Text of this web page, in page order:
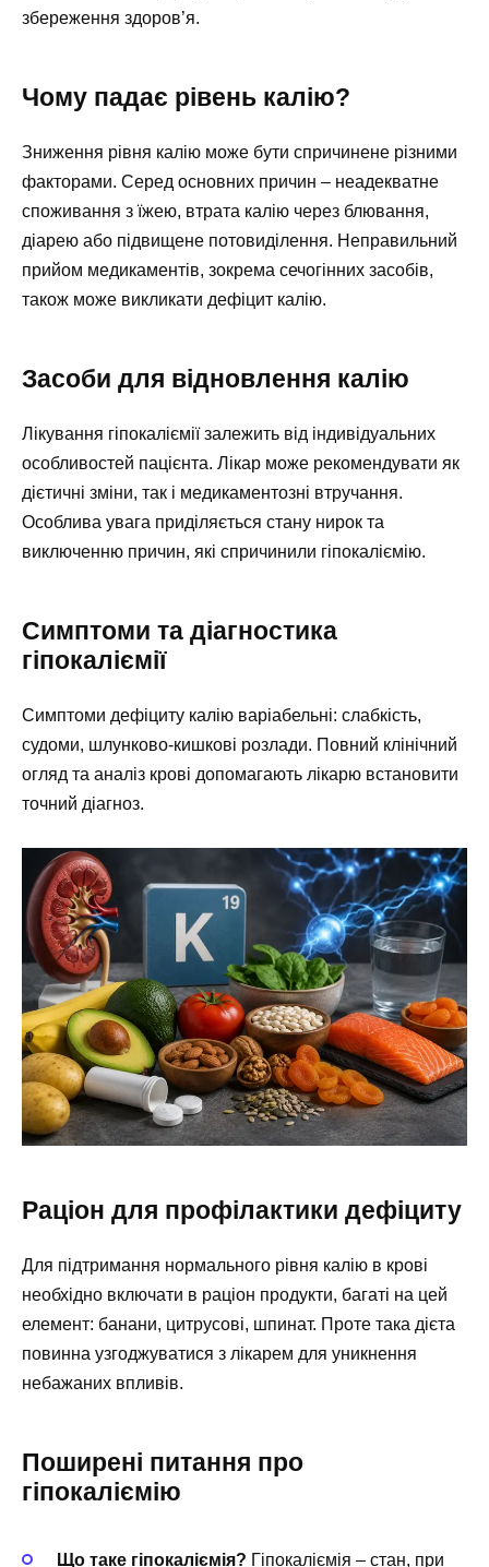
збереження здоров’я.
Чому падає рівень калію?
Зниження рівня калію може бути спричинене різними
факторами. Серед основних причин – неадекватне
споживання з їжею, втрата калію через блювання,
діарею або підвищене потовиділення. Неправильний
прийом медикаментів, зокрема сечогінних засобів,
також може викликати дефіцит калію.
Засоби для відновлення калію
Лікування гіпокаліємії залежить від індивідуальних
особливостей пацієнта. Лікар може рекомендувати як
дієтичні зміни, так і медикаментозні втручання.
Особлива увага приділяється стану нирок та
виключенню причин, які спричинили гіпокаліємію.
Симптоми та діагностика
гіпокаліємії
Симптоми дефіциту калію варіабельні: слабкість,
судоми, шлунково-кишкові розлади. Повний клінічний
огляд та аналіз крові допомагають лікарю встановити
точний діагноз.
Раціон для профілактики дефіциту
Для підтримання нормального рівня калію в крові
необхідно включати в раціон продукти, багаті на цей
елемент: банани, цитрусові, шпинат. Проте така дієта
повинна узгоджуватися з лікарем для уникнення
небажаних впливів.
Поширені питання про
гіпокаліємію
Що таке гіпокаліємія? Гіпокаліємія – стан, при